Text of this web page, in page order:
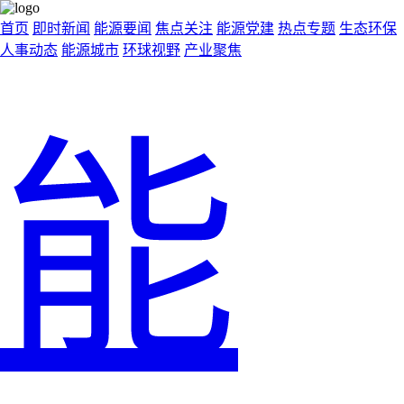
首页 即时新闻 能源要闻 焦点关注 能源党建 热点专题 生态环保
人事动态 能源城市 环球视野 产业聚焦
能